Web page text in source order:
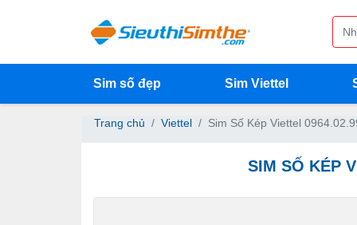
Sim số đẹp Sim Viettel
Trang chủ Viettel Sim Số Kép Viettel
SIM SỐ KÉP